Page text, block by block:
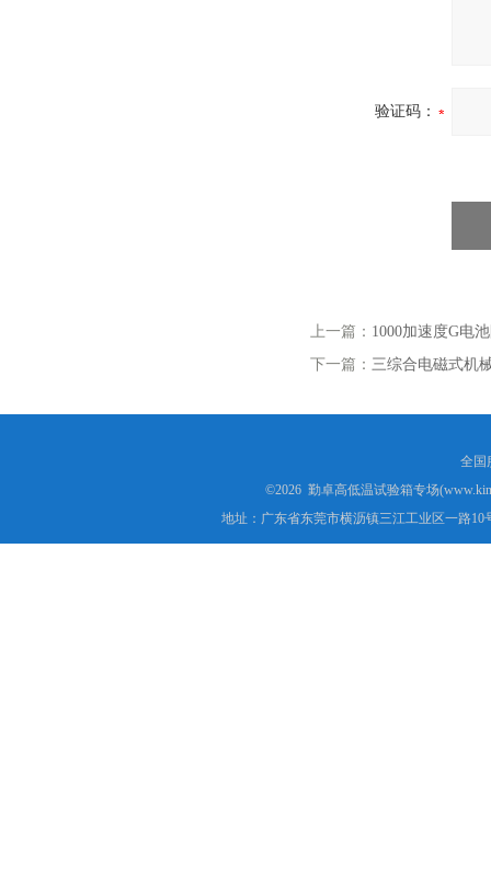
验证码：
上一篇： 1000加速度G电
下一篇： 三综合电磁式机
全国
©2026 勤卓高低温试验箱专场
地址：广东省东莞市横沥镇三江工业区一路10